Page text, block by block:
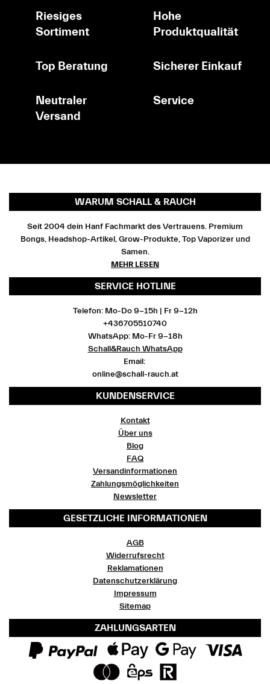
Riesiges
Sortiment
Hohe
Produktqualität
Top Beratung Sicherer Einkauf
Neutraler
Versand
Service
WARUM SCHALL & RAUCH
Seit 2004 dein Hanf Fachmarkt des Vertrauens. Premium
Bongs, Headshop-Artikel, Grow-Produkte, Top Vaporizer und
Samen.
MEHR LESEN
SERVICE HOTLINE
Telefon: Mo-Do 9-15h | Fr 9-12h
+436705510740
WhatsApp: Mo-Fr 9-18h
Schall&Rauch WhatsApp
Email:
online@schall-rauch.at
KUNDENSERVICE
Kontakt
Über uns
Blog
FAQ
Versandinformationen
Zahlungsmöglichkeiten
Newsletter
GESETZLICHE INFORMATIONEN
AGB
Widerrufsrecht
Reklamationen
Datenschutzerklärung
Impressum
Sitemap
ZAHLUNGSARTEN